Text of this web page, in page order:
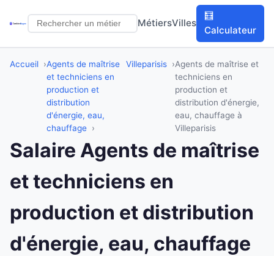
MétiersVilles
🧮
Calculateur
Accueil
Agents de maîtrise
et techniciens en
production et
distribution
d'énergie, eau,
chauffage
Villeparisis
Agents de maîtrise et
techniciens en
production et
distribution d'énergie,
eau, chauffage à
Villeparisis
Salaire Agents de maîtrise
et techniciens en
production et distribution
d'énergie, eau, chauffage